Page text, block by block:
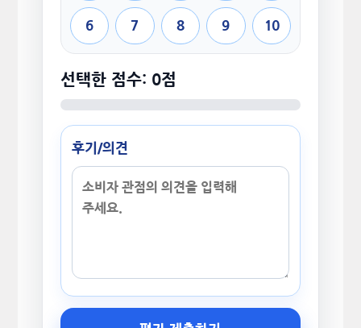
6 7 8 9 10
선택한 점수: 0점
후기/의견